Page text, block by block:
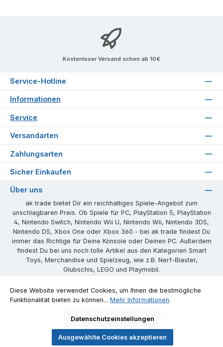
Kostenloser Versand schon ab 10€
Service-Hotline
Informationen
Service
Versandarten
Zahlungsarten
Sicher Einkaufen
Über uns
ak trade bietet Dir ein reichhaltiges Spiele-Angebot zum
unschlagbaren Preis. Ob Spiele für PC, PlayStation 5, PlayStation
4, Nintendo Switch, Nintendo Wii U, Nintendo Wii, Nintendo 3DS,
Nintendo DS, Xbox One oder Xbox 360 - bei ak trade findest Du
immer das Richtige für Deine Konsole oder Deinen PC. Außerdem
findest Du bei uns noch tolle Artikel aus den Kategorien Smart
Toys, Merchandise und Spielzeug, wie z.B. Nerf-Blaster,
Glubschis, LEGO und Playmobil.
Unsere Communities
Diese Website verwendet Cookies, um Ihnen die bestmögliche
Funktionalität bieten zu können... Mehr Informationen.
Datenschutzeinstellungen
Ausgewählte Cookies akzeptieren